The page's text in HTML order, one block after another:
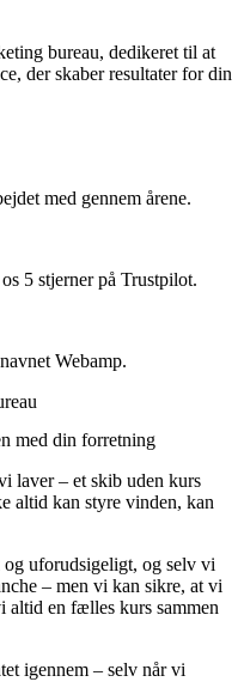
bureau, dedikeret til at
der skaber resultater for din
med gennem årene.
5 stjerner på Trustpilot.
Webamp.
med din forretning
laver – et skib uden kurs
altid kan styre vinden, kan
uforudsigeligt, og selv vi
– men vi kan sikre, at vi
en fælles kurs sammen
igennem – selv når vi